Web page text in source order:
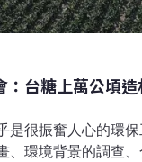
：台糖上萬公頃造
是很振奮人心的環
、環境背景的調查、